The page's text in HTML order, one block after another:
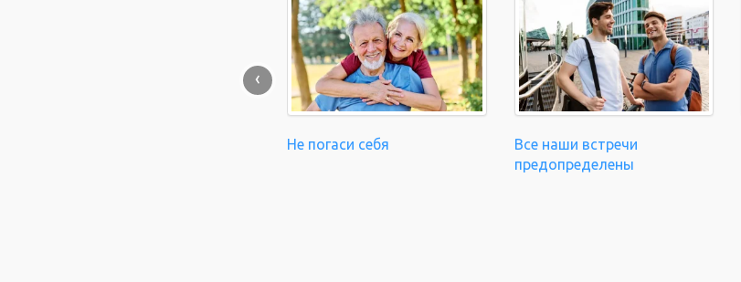
Не погаси себя
Все наши встречи
предопределены
‹